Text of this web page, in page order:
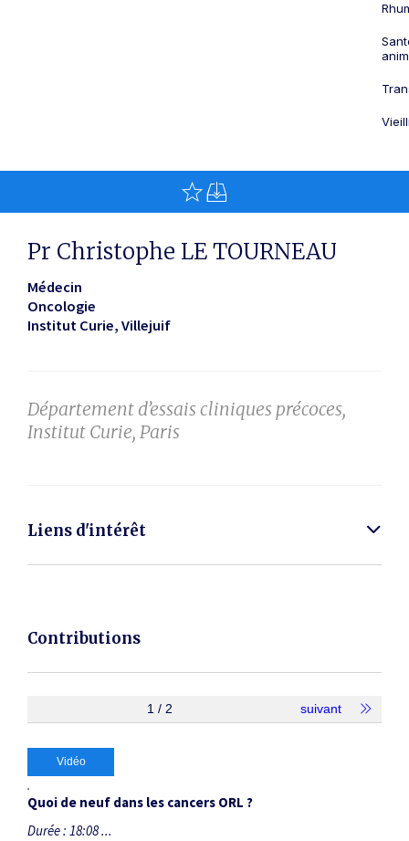
Pr Christophe LE TOURNEAU
Médecin
Oncologie
Institut Curie Villejuif
Département d’essais cliniques précoces,
Institut Curie, Paris
Liens d'intérêt
Contributions
1 / 2 suivant
Vidéo
Quoi de neuf dans les cancers ORL ?
Durée : 18:08 ...